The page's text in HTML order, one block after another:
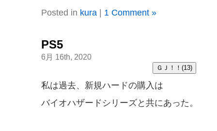
Posted in kura| 1 Comment »
PS5
6月 16th, 2020
私は過去、新規ハードの購入は
バイオハザードシリーズと共にあった。